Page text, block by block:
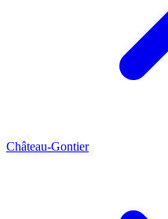
Château-Gontier